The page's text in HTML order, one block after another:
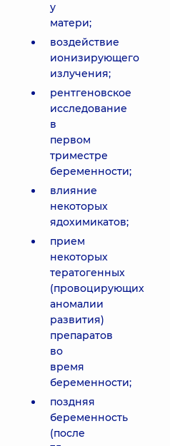
у
матери;
воздействие
ионизирующего
излучения;
рентгеновское
исследование
в
первом
триместре
беременности;
влияние
некоторых
ядохимикатов;
прием
некоторых
тератогенных
(провоцирующих
аномалии
развития)
препаратов
во
время
беременности;
поздняя
беременность
(после